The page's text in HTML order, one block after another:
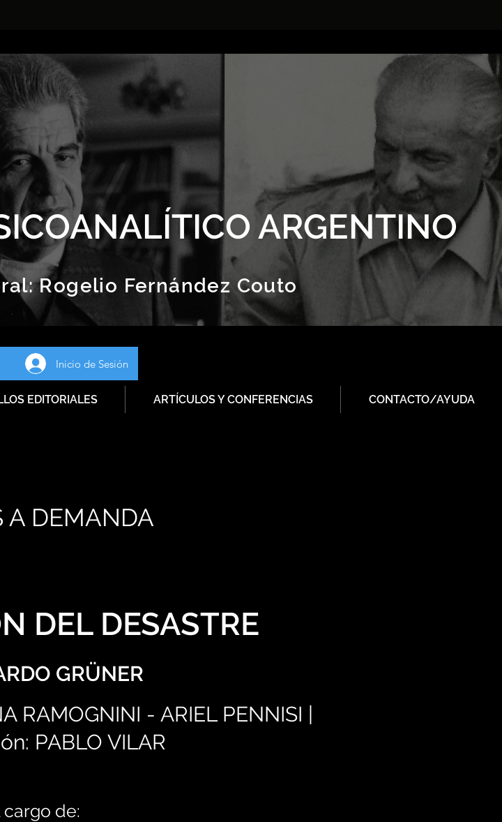
ARGENTINO
Rogelio Fernández Couto
Inicio de Sesión
EDITORIALES ARTÍCULOS Y CONFERENCIAS CONTACTO/AYUDA
A DEMANDA
DEL DESASTRE
GRÜNER
RAMOGNINI - ARIEL PENNISI |
PABLO VILAR
cargo de: